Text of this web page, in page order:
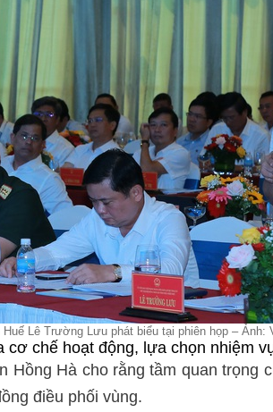
Lê Trường Lưu phát biểu tại phiên họp – Ảnh:
cơ chế hoạt động, lựa chọn nhiệm
Hồng Hà cho rằng tầm quan trọng
điều phối vùng.